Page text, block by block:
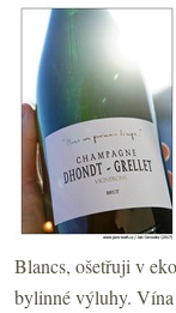
Blancs, ošetřuji v
bylinné výluhy.